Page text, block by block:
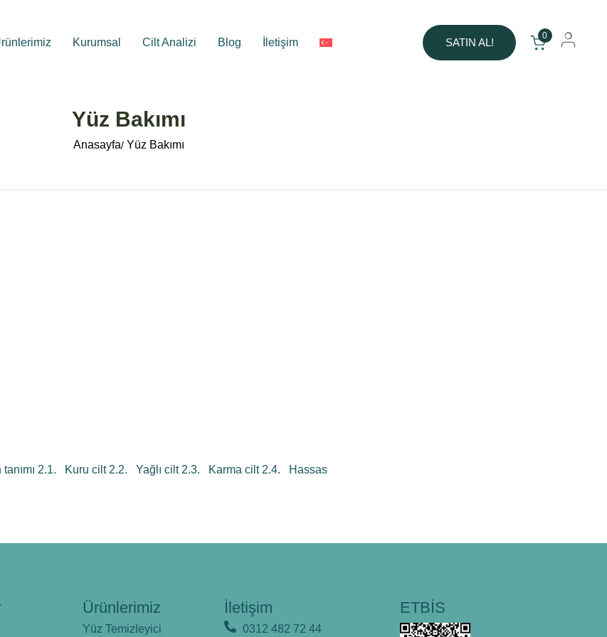
Kurumsal Cilt Analizi Blog İletişim SATIN AL!
0
Yüz Bakımı
Anasayfa Yüz Bakımı
tanımı 2.1. Kuru cilt 2.2. Yağlı cilt 2.3. Karma cilt 2.4. Hassas
Ürünlerimiz
Yüz Temizleyici
İletişim
0312 482 72 44
ETBİS